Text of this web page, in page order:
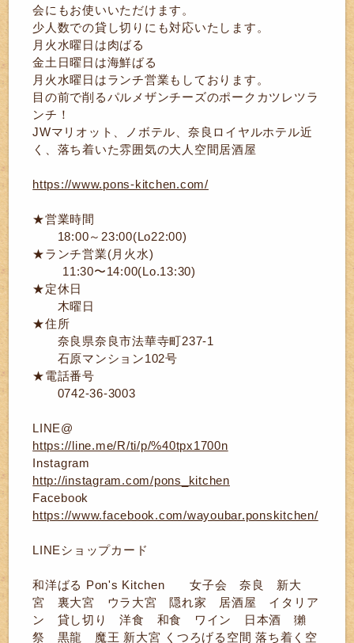
会にもお使いいただけます。
少人数での貸し切りにも対応いたします。
月火水曜日は肉ばる
金土日曜日は海鮮ばる
月火水曜日はランチ営業もしております。
目の前で削るパルメザンチーズのポークカツレツラ
ンチ！
JWマリオット、ノボテル、奈良ロイヤルホテル近
く、落ち着いた雰囲気の大人空間居酒屋
https://www.pons-kitchen.com/
★営業時間
18:00～23:00(Lo22:00)
★ランチ営業(月火水)
11:30〜14:00(Lo.13:30)
★定休日
木曜日
★住所
奈良県奈良市法華寺町237-1
石原マンション102号
★電話番号
0742-36-3003
LINE@
https://line.me/R/ti/p/%40tpx1700n
Instagram
http://instagram.com/pons_kitchen
Facebook
https://www.facebook.com/wayoubar.ponskitchen/
LINEショップカード
和洋ばる Pon's Kitchen 女子会 奈良 新大
宮 裏大宮 ウラ大宮 隠れ家 居酒屋 イタリア
ン 貸し切り 洋食 和食 ワイン 日本酒 獺
祭 黒龍 魔王 新大宮 くつろげる空間 落ち着く空